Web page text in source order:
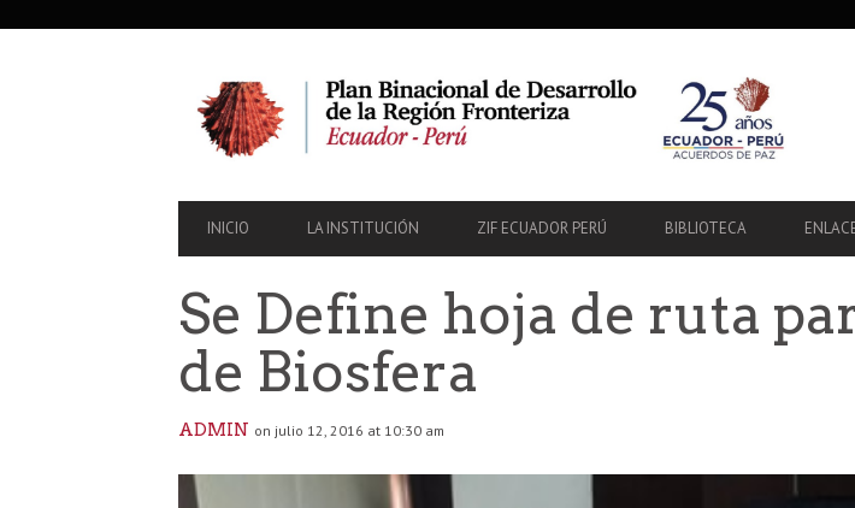
PRIMARY
NAVIGATION
INICIO LA INSTITUCIÓN ZIF ECUADOR PERÚ BIBLIOTECA
Se Define hoja de ruta
de Biosfera
ADMIN on julio 12, 2016 at 10:30 am